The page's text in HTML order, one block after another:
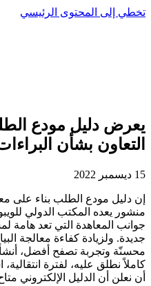
تخطي إلى المحتوى الرئيسي
يعرض دليل مودع
التعاون بشأن
15 ديسمبر 2022
إن دليل مودع الطلب بناء على
منشور يعده المكتب الدولي
جوانب المعاهدة التي تعد هامة
جديدة. ولزيادة كفاءة معالجة
محسنّة وتجربة تصفح أفضل، أنشأ
كاملاً نطلق عليه، لفترة
أن نعلن أن الدليل الإلكتروني